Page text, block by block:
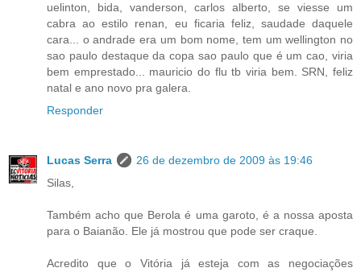
uelinton, bida, vanderson, carlos alberto, se viesse um
cabra ao estilo renan, eu ficaria feliz, saudade daquele
cara... o andrade era um bom nome, tem um wellington no
sao paulo destaque da copa sao paulo que é um cao, viria
bem emprestado... mauricio do flu tb viria bem. SRN, feliz
natal e ano novo pra galera.
Responder
Lucas Serra
26 de dezembro de 2009 às 19:46
Silas,
Também acho que Berola é uma garoto, é a nossa aposta
para o Baianão. Ele já mostrou que pode ser craque.
Acredito que o Vitória já esteja com as negociações